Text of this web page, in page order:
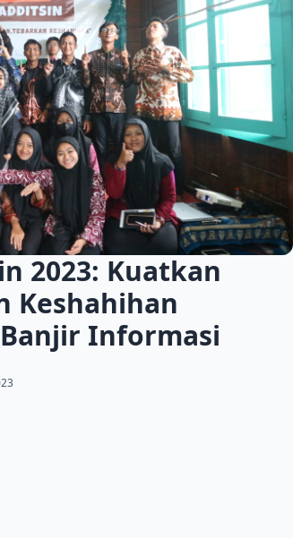
2023: Kuatkan
Keshahihan
Informasi